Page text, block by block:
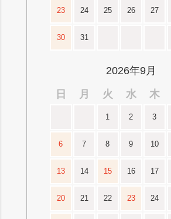
23 24 25 26 27
30 31
2026年9月
日
月 火 水 木
1 2 3
6 7 8 9 10
13 14 15 16 17
20 21 22 23 24